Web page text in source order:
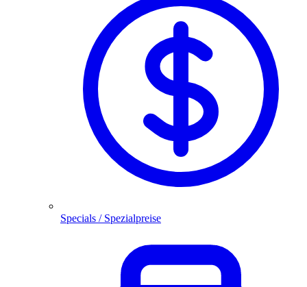
Specials / Spezialpreise